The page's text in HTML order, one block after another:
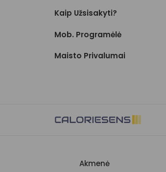
Kaip Užsisakyti?
Mob. Programėlė
Maisto Privalumai
Akmenė